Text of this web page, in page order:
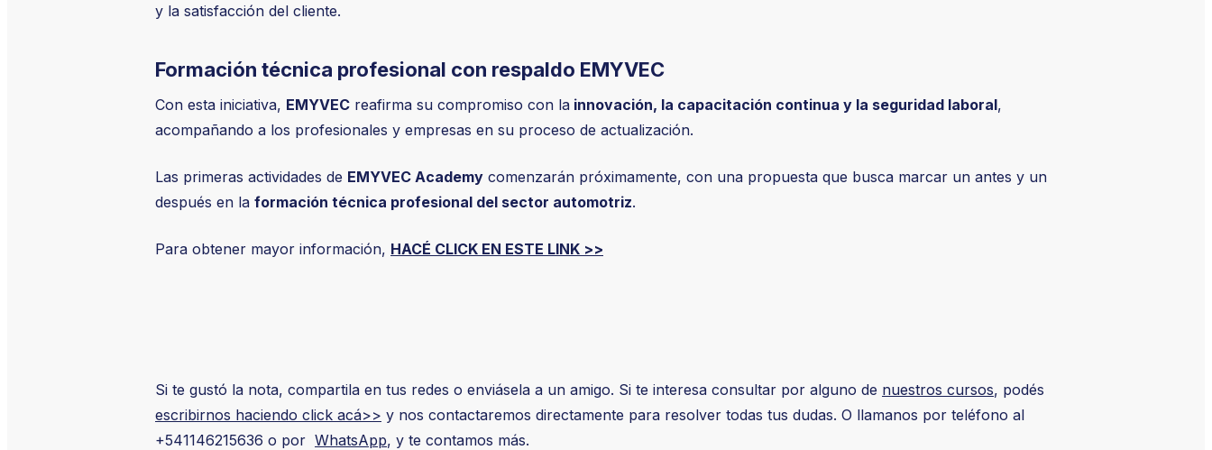
y la satisfacción del cliente.
Formación técnica profesional con respaldo EMYVEC
Con esta iniciativa, EMYVEC reafirma su compromiso con la innovación, la capacitación continua y la seguridad laboral,
acompañando a los profesionales y empresas en su proceso de actualización.
Las primeras actividades de EMYVEC Academy comenzarán próximamente, con una propuesta que busca marcar un antes y un
después en la formación técnica profesional del sector automotriz.
Para obtener mayor información, HACÉ CLICK EN ESTE LINK >>
Si te gustó la nota, compartila en tus redes o enviásela a un amigo. Si te interesa consultar por alguno de nuestros cursos, podés
escribirnos haciendo click acá>> y nos contactaremos directamente para resolver todas tus dudas. O llamanos por teléfono al
+541146215636 o por WhatsApp, y te contamos más.